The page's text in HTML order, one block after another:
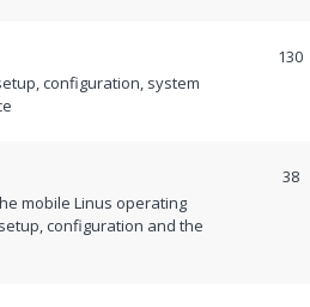
configuration, system
130
mobile Linus operating
configuration and the
38